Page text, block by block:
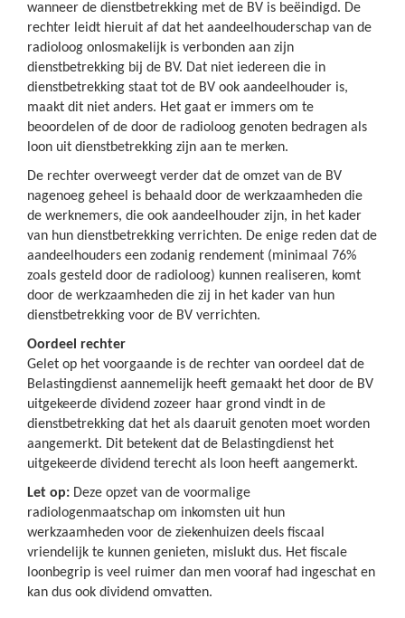
wanneer de dienstbetrekking met de BV is beëindigd. De
rechter leidt hieruit af dat het aandeelhouderschap van de
radioloog onlosmakelijk is verbonden aan zijn
dienstbetrekking bij de BV. Dat niet iedereen die in
dienstbetrekking staat tot de BV ook aandeelhouder is,
maakt dit niet anders. Het gaat er immers om te
beoordelen of de door de radioloog genoten bedragen als
loon uit dienstbetrekking zijn aan te merken.
De rechter overweegt verder dat de omzet van de BV
nagenoeg geheel is behaald door de werkzaamheden die
de werknemers, die ook aandeelhouder zijn, in het kader
van hun dienstbetrekking verrichten. De enige reden dat de
aandeelhouders een zodanig rendement (minimaal 76%
zoals gesteld door de radioloog) kunnen realiseren, komt
door de werkzaamheden die zij in het kader van hun
dienstbetrekking voor de BV verrichten.
Oordeel rechter
Gelet op het voorgaande is de rechter van oordeel dat de
Belastingdienst aannemelijk heeft gemaakt het door de BV
uitgekeerde dividend zozeer haar grond vindt in de
dienstbetrekking dat het als daaruit genoten moet worden
aangemerkt. Dit betekent dat de Belastingdienst het
uitgekeerde dividend terecht als loon heeft aangemerkt.
Let op: Deze opzet van de voormalige
radiologenmaatschap om inkomsten uit hun
werkzaamheden voor de ziekenhuizen deels fiscaal
vriendelijk te kunnen genieten, mislukt dus. Het fiscale
loonbegrip is veel ruimer dan men vooraf had ingeschat en
kan dus ook dividend omvatten.